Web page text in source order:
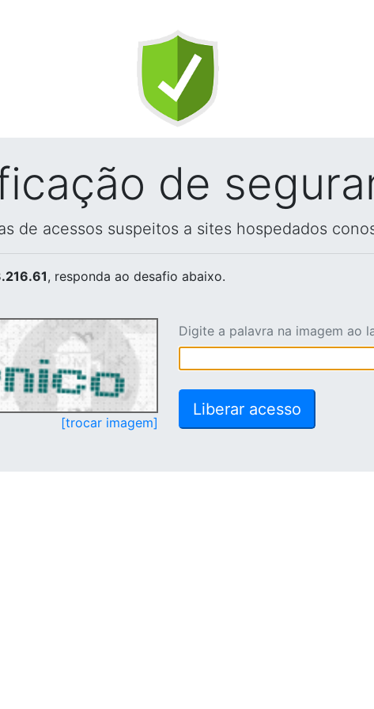
de
de acessos suspeitos a sites hospedados
, responda ao desafio abaixo.
[trocar imagem]
Digite a palavra na imagem ao